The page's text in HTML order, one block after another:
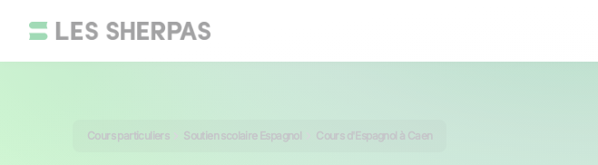
Cours particuliers Soutien scolaire Espagnol Cours d'Espagnol à Caen